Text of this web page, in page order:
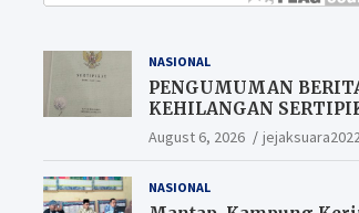
NASIONAL
PENGUMUMAN
KEHILANGAN
MILIK (SHM).
August 6, 2026
NASIONAL